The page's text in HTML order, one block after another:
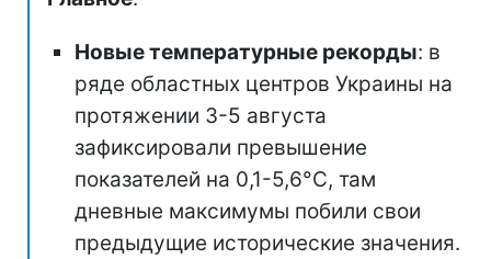
Новые температурные рекорды: в
ряде областных центров Украины на
протяжении 3-5 августа
зафиксировали превышение
показателей на 0,1-5,6°C, там
дневные максимумы побили свои
предыдущие исторические значения.